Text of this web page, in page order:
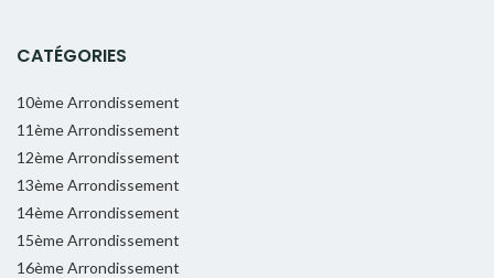
CATÉGORIES
10ème Arrondissement
11ème Arrondissement
12ème Arrondissement
13ème Arrondissement
14ème Arrondissement
15ème Arrondissement
16ème Arrondissement